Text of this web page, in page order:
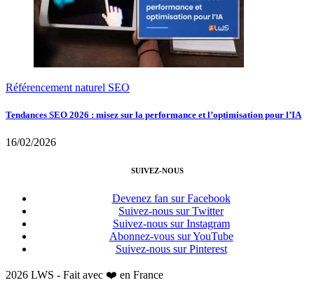
Référencement naturel SEO
Tendances SEO 2026 : misez sur la performance et l’optimisation pour l’IA
16/02/2026
SUIVEZ-NOUS
Devenez fan sur Facebook
Suivez-nous sur Twitter
Suivez-nous sur Instagram
Abonnez-vous sur YouTube
Suivez-nous sur Pinterest
2026 LWS - Fait avec ❤️ en France